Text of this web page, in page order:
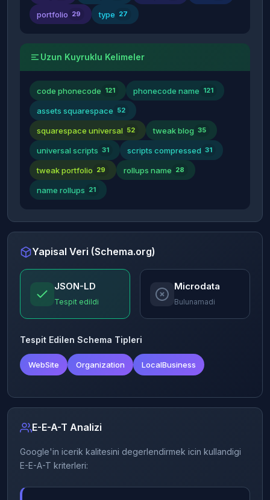
portfolio 29 type 27
Uzun Kuyruklu Kelimeler
code phonecode 121 phonecode name 121
assets squarespace 52
squarespace universal 52 tweak blog 35
universal scripts 31 scripts compressed 31
tweak portfolio 29 rollups name 28
name rollups 21
Yapisal Veri (Schema.org)
JSON-LD
Tespit edildi
Microdata
Bulunamadi
Tespit Edilen Schema Tipleri
WebSite Organization LocalBusiness
E-E-A-T Analizi
Google'in icerik kalitesini degerlendirmek icin kullandigi
E-E-A-T kriterleri: